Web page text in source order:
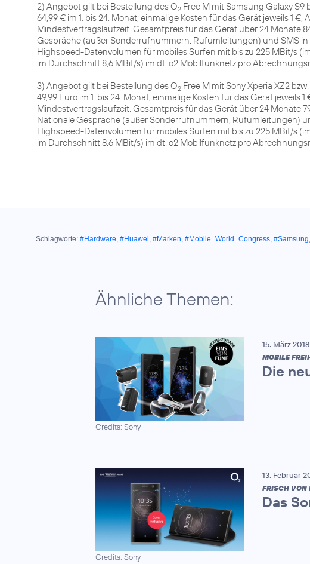
2) Angebot gilt bei Bestellung des O2 Free M mit Samsung Galaxy S9
64,99 € im 1. bis 24. Monat; einmalige Kosten für das Gerät jeweils 1
Mindestvertragslaufzeit. Gesamtpreis für das Gerät über 24 Monate
Gespräche (außer Sonderrufnummern, Rufumleitungen) und SMS
Highspeed-Datenvolumen für mobiles Surfen mit bis zu 225 MBit/s
im Durchschnitt 8,6 MBit/s) im dt. o2 Mobilfunknetz pro
3) Angebot gilt bei Bestellung des O2 Free M mit Sony Xperia XZ2
49,99 Euro im 1. bis 24. Monat; einmalige Kosten für das Gerät jeweils
Mindestvertragslaufzeit. Gesamtpreis für das Gerät über 24 Monate
Nationale Gespräche (außer Sonderrufnummern, Rufumleitungen)
Highspeed-Datenvolumen für mobiles Surfen mit bis zu 225 MBit/s
im Durchschnitt 8,6 MBit/s) im dt. o2 Mobilfunknetz pro
Schlagworte: #Hardware, #Huawei, #Marken, #Mobile_World_Congress, #Samsung,
Ähnliche Themen:
Credits: Sony
15. März 2018
MOBILE
Die
Credits: Sony
13. Februar
FRISCH VON
Das